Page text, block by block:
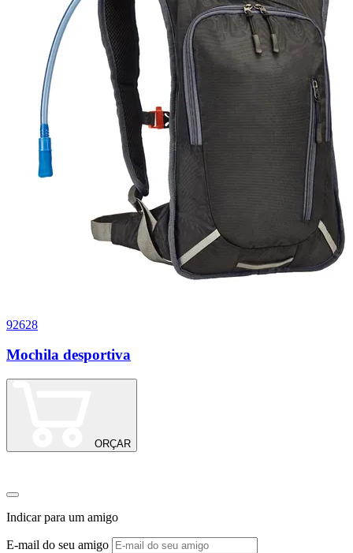
92628
Mochila desportiva
ORÇAR
Indicar para um amigo
E-mail do seu amigo